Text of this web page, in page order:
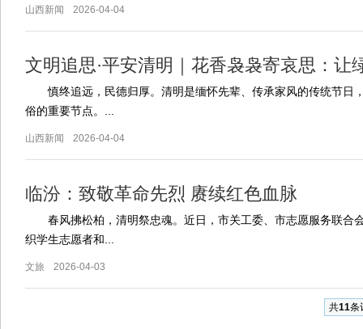
山西新闻 2026-04-04
文明追思·平安清明｜花香袅袅寄哀思：让
慎终追远，民德归厚。清明是缅怀先辈、传承家风的传统节日
俗的重要节点。...
山西新闻 2026-04-04
临汾：致敬革命先烈 赓续红色血脉
春风拂松柏，清明祭忠魂。近日，市关工委、市志愿服务联合
织学生志愿者和...
文旅 2026-04-03
共11条